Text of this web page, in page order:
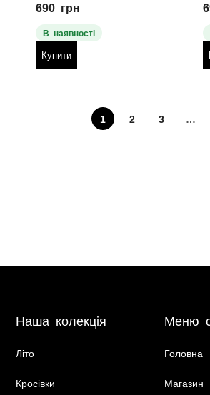
690 грн
В наявності
Купити
1 2 3
Наша колекція
Літо
Кросівки
Меню
Головна
Магазин